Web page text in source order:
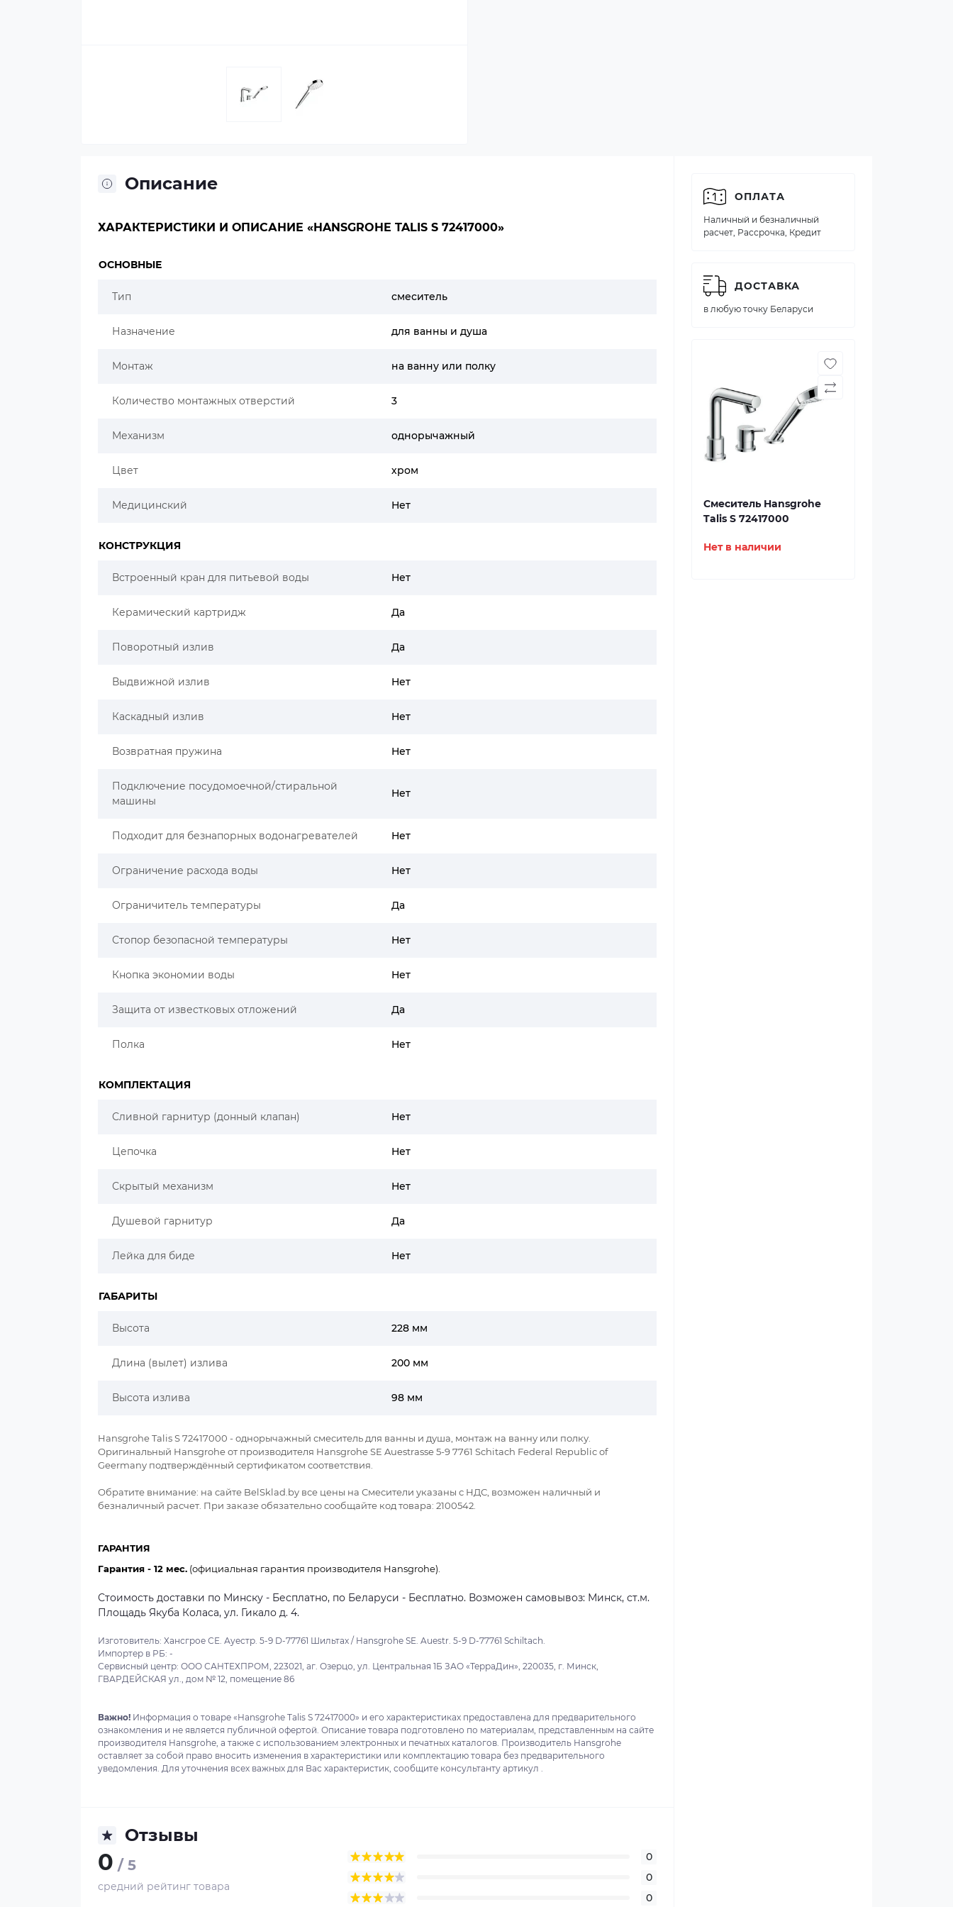
Описание
ХАРАКТЕРИСТИКИ И ОПИСАНИЕ «HANSGROHE TALIS S 72417000»
ОСНОВНЫЕ
Тип смеситель
Назначение для ванны и душа
Монтаж на ванну или полку
Количество монтажных отверстий 3
Механизм однорычажный
Цвет хром
Медицинский Нет
КОНСТРУКЦИЯ
Встроенный кран для питьевой воды Нет
Керамический картридж Да
Поворотный излив Да
Выдвижной излив Нет
Каскадный излив Нет
Возвратная пружина Нет
Подключение посудомоечной/стиральной
машины
Нет
Подходит для безнапорных водонагревателей Нет
Ограничение расхода воды Нет
Ограничитель температуры Да
Стопор безопасной температуры Нет
Кнопка экономии воды Нет
Защита от известковых отложений Да
Полка Нет
КОМПЛЕКТАЦИЯ
Сливной гарнитур (донный клапан) Нет
Цепочка Нет
Скрытый механизм Нет
Душевой гарнитур Да
Лейка для биде Нет
ГАБАРИТЫ
Высота 228 мм
Длина (вылет) излива 200 мм
Высота излива 98 мм
Hansgrohe Talis S 72417000 - однорычажный смеситель для ванны и душа, монтаж на ванну или полку.
Оригинальный Hansgrohe от производителя Hansgrohe SE Auestrasse 5-9 7761 Schitach Federal Republic of
Geermany подтверждённый сертификатом соответствия.
Обратите внимание: на сайте BelSklad.by все цены на Смесители указаны с НДС, возможен наличный и
безналичный расчет. При заказе обязательно сообщайте код товара: 2100542.
ГАРАНТИЯ
Гарантия - 12 мес. (официальная гарантия производителя Hansgrohe).
Стоимость доставки по Минску - Бесплатно, по Беларуси - Бесплатно. Возможен самовывоз: Минск, ст.м.
Площадь Якуба Коласа, ул. Гикало д. 4.
Изготовитель: Хансгрое СЕ. Ауестр. 5-9 D-77761 Шильтах / Hansgrohe SE. Auestr. 5-9 D-77761 Schiltach.
Импортер в РБ: -
Сервисный центр: ООО САНТЕХПРОМ, 223021, аг. Озерцо, ул. Центральная 1Б ЗАО «ТерраДин», 220035, г. Минск,
ГВАРДЕЙСКАЯ ул., дом № 12, помещение 86
Важно! Информация о товаре «Hansgrohe Talis S 72417000» и его характеристиках предоставлена для предварительного
ознакомления и не является публичной офертой. Описание товара подготовлено по материалам, представленным на сайте
производителя Hansgrohe, а также с использованием электронных и печатных каталогов. Производитель Hansgrohe
оставляет за собой право вносить изменения в характеристики или комплектацию товара без предварительного
уведомления. Для уточнения всех важных для Вас характеристик, сообщите консультанту артикул .
Отзывы
0 / 5
средний рейтинг товара
0
0
0
ОПЛАТА
Наличный и безналичный
расчет, Рассрочка, Кредит
ДОСТАВКА
в любую точку Беларуси
Смеситель Hansgrohe
Talis S 72417000
Нет в наличии